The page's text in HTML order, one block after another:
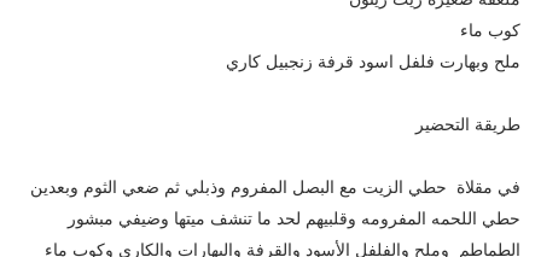
كوب ماء
ملح وبهارت فلفل اسود قرفة زنجبيل كاري
طريقة التحضير
في مقلاة حطي الزيت مع البصل المفروم وذبلي ثم ضعي الثوم وبعدين
حطي اللحمه المفرومه وقلبيهم لحد ما تنشف ميتها وضيفي مبشور
الطماطم وملح والفلفل الأسود والقرفة والبهارات والكاري وكوب ماء